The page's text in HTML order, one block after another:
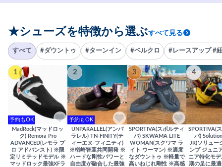
★シューズを特徴から選ぶすべて見る
すべて #ダウントゥ #ターンイン #ベルクロ #レースアップ #
1
予約もOK
MadRock(マッドロッ
ク) Remora Pro
ADVANCED(レモラ プ
ロ アドバンスト) ※限
定リミテッドモデル ※
マッドロック最強XFラ
2
予約もOK
UNPARALLEL(アンパ
ラレル) TN-FINITY(テ
ィーエヌ-フィニティ)
※楢崎智亜共同開発 ※
ハードな剛性パワーと
自由度が融合した最強
3
SPORTIVA(スポルティ
バ) SKWAMA LITE
WOMAN(スクワマ ラ
イト ウーマン) ※適度
なダウントゥ ※軽量で
高いねじれ剛性 ※高感
4
SPORTIVA(
バ)
JR(ソリュー
ンプ ジュニ
ニア特化モ
期の足に最